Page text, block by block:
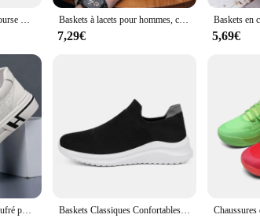
ASICS-Chaussures de Course Novablast 4 pour Homme et Femme, Baskets Confortables, Respirantes, Coupe Basse Baskets à lacets pour hommes, chaussures d'extérieur confortables, plates, classiques, décontractées, polyvalentes
7,29€ 5,69€
Baskets légères en cuir gaufré pour hommes, chaussures de skateboard souples et polyvalentes, respirantes et décontractées Baskets Classiques Confortables et Décontractées pour Homme, Chaussures en Toile Plates Noires Durables, Nouvelle Collection 2024